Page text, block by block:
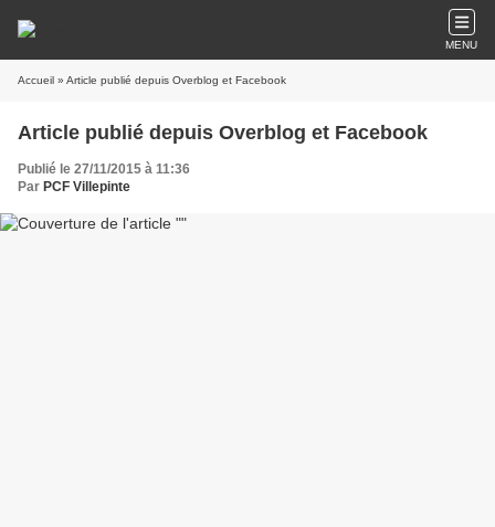
MENU
Accueil » Article publié depuis Overblog et Facebook
Article publié depuis Overblog et Facebook
Publié le 27/11/2015 à 11:36
Par PCF Villepinte